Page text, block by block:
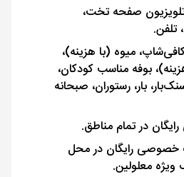
صفحه تخت،
تلفن.
میوه (با هزینه)،
بوفه مناسب کودکان،
بار، رستوران، صبحانه
در تمام مناطق.
خصوصی رایگان در محل
ویژه معلولین.